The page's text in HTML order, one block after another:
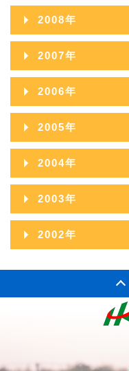
2018年01月
2017年02月
2017年01月
2016年03月
2016年02月
2016年01月
2015年03月
2015年02月
2015年01月
2014年06月
2014年05月
2014年03月
2014年02月
2014年01月
2013年07月
2013年06月
2013年05月
2013年03月
2013年02月
2013年01月
2012年08月
2012年07月
2012年06月
2012年05月
2012年03月
2012年02月
2012年01月
2011年09月
2011年08月
2011年07月
2011年06月
2011年05月
2011年03月
2011年02月
2010年11月
2010年10月
2010年09月
2010年08月
2010年07月
2010年06月
2010年05月
2010年03月
2010年01月
2009年12月
2009年11月
2009年10月
2009年09月
2009年08月
2009年07月
2009年06月
2009年05月
2009年03月
2008年
2008年12月
2008年11月
2008年10月
2008年09月
2008年08月
2008年07月
2008年06月
2008年05月
2008年01月
2007年
2007年12月
2007年11月
2007年10月
2007年09月
2007年08月
2007年07月
2006年
2006年12月
2006年11月
2006年10月
2006年09月
2006年08月
2005年
2005年12月
2005年11月
2005年10月
2005年09月
2005年08月
2005年07月
2004年
2004年12月
2004年11月
2004年10月
2004年06月
2003年
2003年12月
2002年